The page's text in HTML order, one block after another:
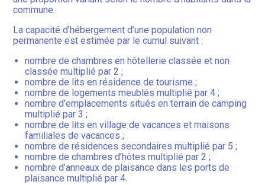
commune.
La capacité d’hébergement d’une population non
permanente est estimée par le cumul suivant :
nombre de chambres en hôtellerie classée et non
classée multiplié par 2 ;
nombre de lits en résidence de tourisme ;
nombre de logements meublés multiplié par 4 ;
nombre d’emplacements situés en terrain de camping
multiplié par 3 ;
nombre de lits en village de vacances et maisons
familiales de vacances ;
nombre de résidences secondaires multiplié par 5 ;
nombre de chambres d’hôtes multiplié par 2 ;
nombre d’anneaux de plaisance dans les ports de
plaisance multiplié par 4.